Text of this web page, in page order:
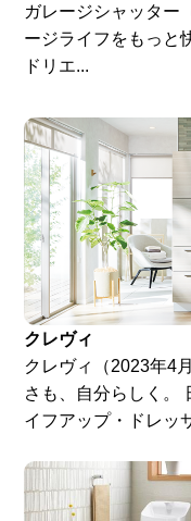
ガレージシャッター
ージライフをもっ
ドリエ...
クレヴィ
クレヴィ（2023年4
さも、自分らしく。
イフアップ・ドレッ